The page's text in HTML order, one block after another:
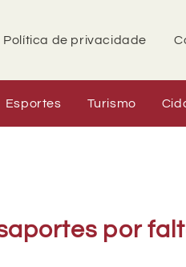
Política de privacidade
Esportes Turismo
por